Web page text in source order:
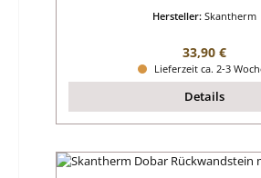
Hersteller: Skantherm
Regulärer
33,90 €
Lieferzeit ca. 2-3
Details